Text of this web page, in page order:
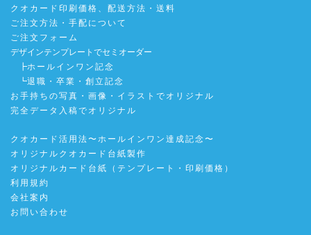
クオカード印刷価格、配送方法・送料
ご注文方法・手配について
ご注文フォーム
デザインテンプレートでセミオーダー
┣ホールインワン記念
┗退職・卒業・創立記念
お手持ちの写真・画像・イラストでオリジナル
完全データ入稿でオリジナル
クオカード活用法〜ホールインワン達成記念〜
オリジナルクオカード台紙製作
オリジナルカード台紙（テンプレート・印刷価格）
利用規約
会社案内
お問い合わせ